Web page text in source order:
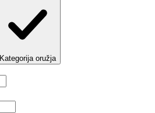
Kategorija oružja